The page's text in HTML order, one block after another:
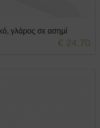
γλάρος σε ασημί
€ 24.70